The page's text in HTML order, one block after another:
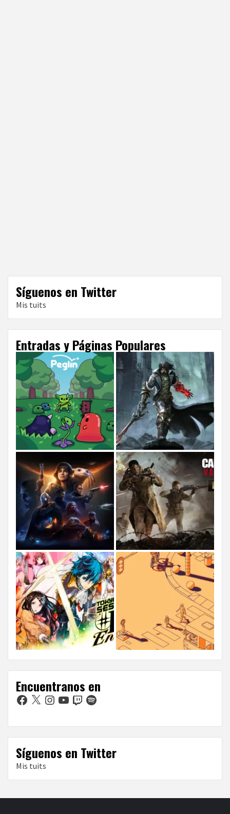
Síguenos en Twitter
Mis tuits
Entradas y Páginas Populares
Encuentranos en
Facebook
X Instagram
YouTubeTwitchSpotify
Síguenos en Twitter
Mis tuits